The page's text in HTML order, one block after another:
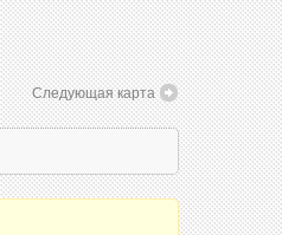
Следующая карта